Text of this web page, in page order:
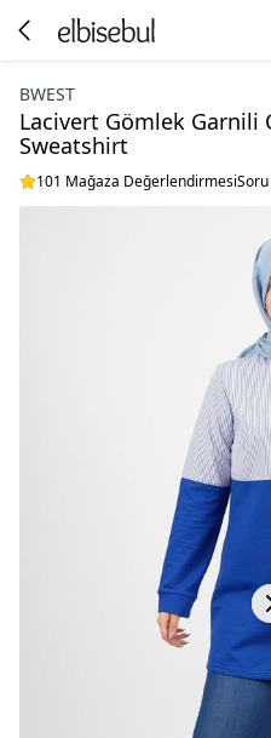
BWEST
Lacivert Gömlek Garnili
Sweatshirt
101 Mağaza Değerlendirmesi